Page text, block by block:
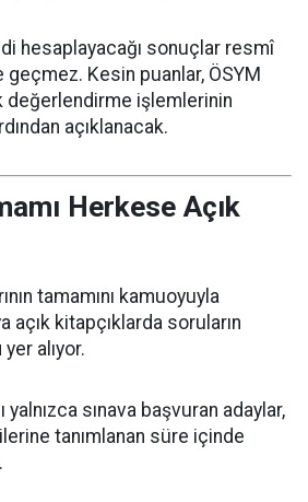
hesaplayacağı sonuçlar resmî
geçmez. Kesin puanlar, ÖSYM
değerlendirme işlemlerinin
açıklanacak.
Herkese Açık
tamamını kamuoyuyla
açık kitapçıklarda soruların
yer alıyor.
yalnızca sınava başvuran adaylar,
tanımlanan süre içinde